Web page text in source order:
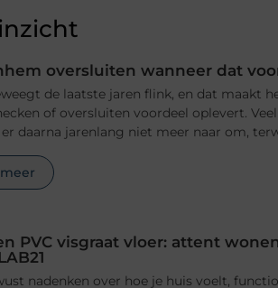
oversluiten wanneer dat
de laatste jaren flink, en dat maakt
of oversluiten voordeel oplevert.
daarna jarenlang niet meer naar om,
PVC visgraat vloer: attent
nadenken over hoe je huis voelt,